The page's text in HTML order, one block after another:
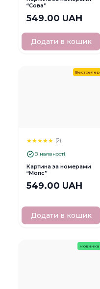
“Сова”
549.00 UAH
Додати в кошик
Бестселер
★★★★★ (2)
В наявності
Картина за номерами
“Мопс”
549.00 UAH
Додати в кошик
Новинка